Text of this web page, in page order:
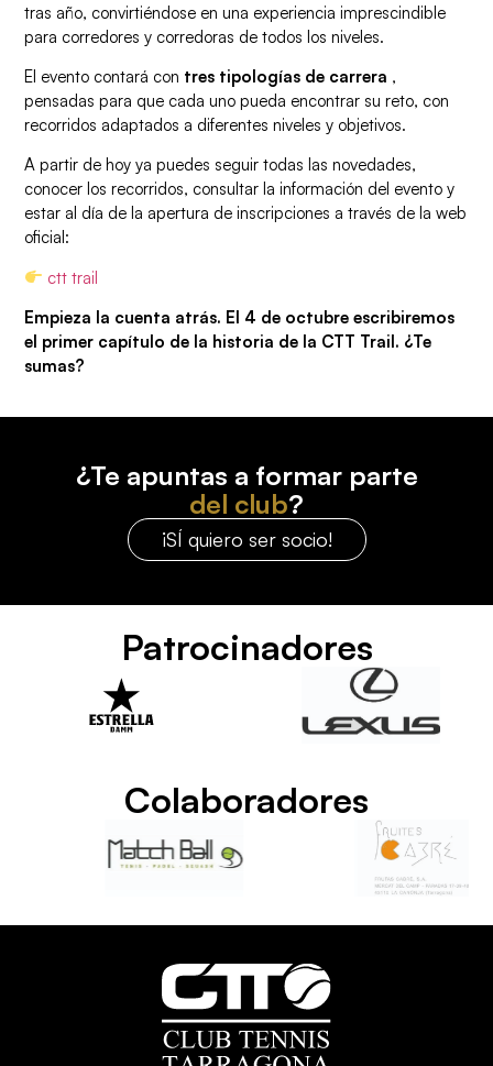
tras año, convirtiéndose en una experiencia imprescindible
para corredores y corredoras de todos los niveles.
El evento contará con tres tipologías de carrera ,
pensadas para que cada uno pueda encontrar su reto, con
recorridos adaptados a diferentes niveles y objetivos.
A partir de hoy ya puedes seguir todas las novedades,
conocer los recorridos, consultar la información del evento y
estar al día de la apertura de inscripciones a través de la web
oficial:
ctt trail
Empieza la cuenta atrás. El 4 de octubre escribiremos
el primer capítulo de la historia de la CTT Trail. ¿Te
sumas?
¿Te apuntas a formar parte
del club?
¡SÍ quiero ser socio!
Patrocinadores
Colaboradores